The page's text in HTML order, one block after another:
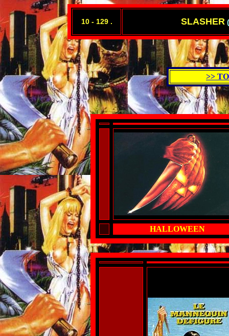
10 - 129 . SLASHER
>>
HALLOWEEN